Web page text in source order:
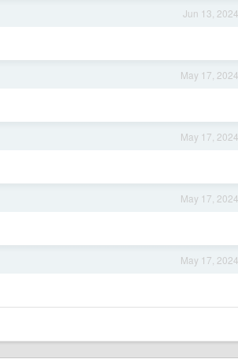
Jun 13, 2024
May 17, 2024
May 17, 2024
May 17, 2024
May 17, 2024